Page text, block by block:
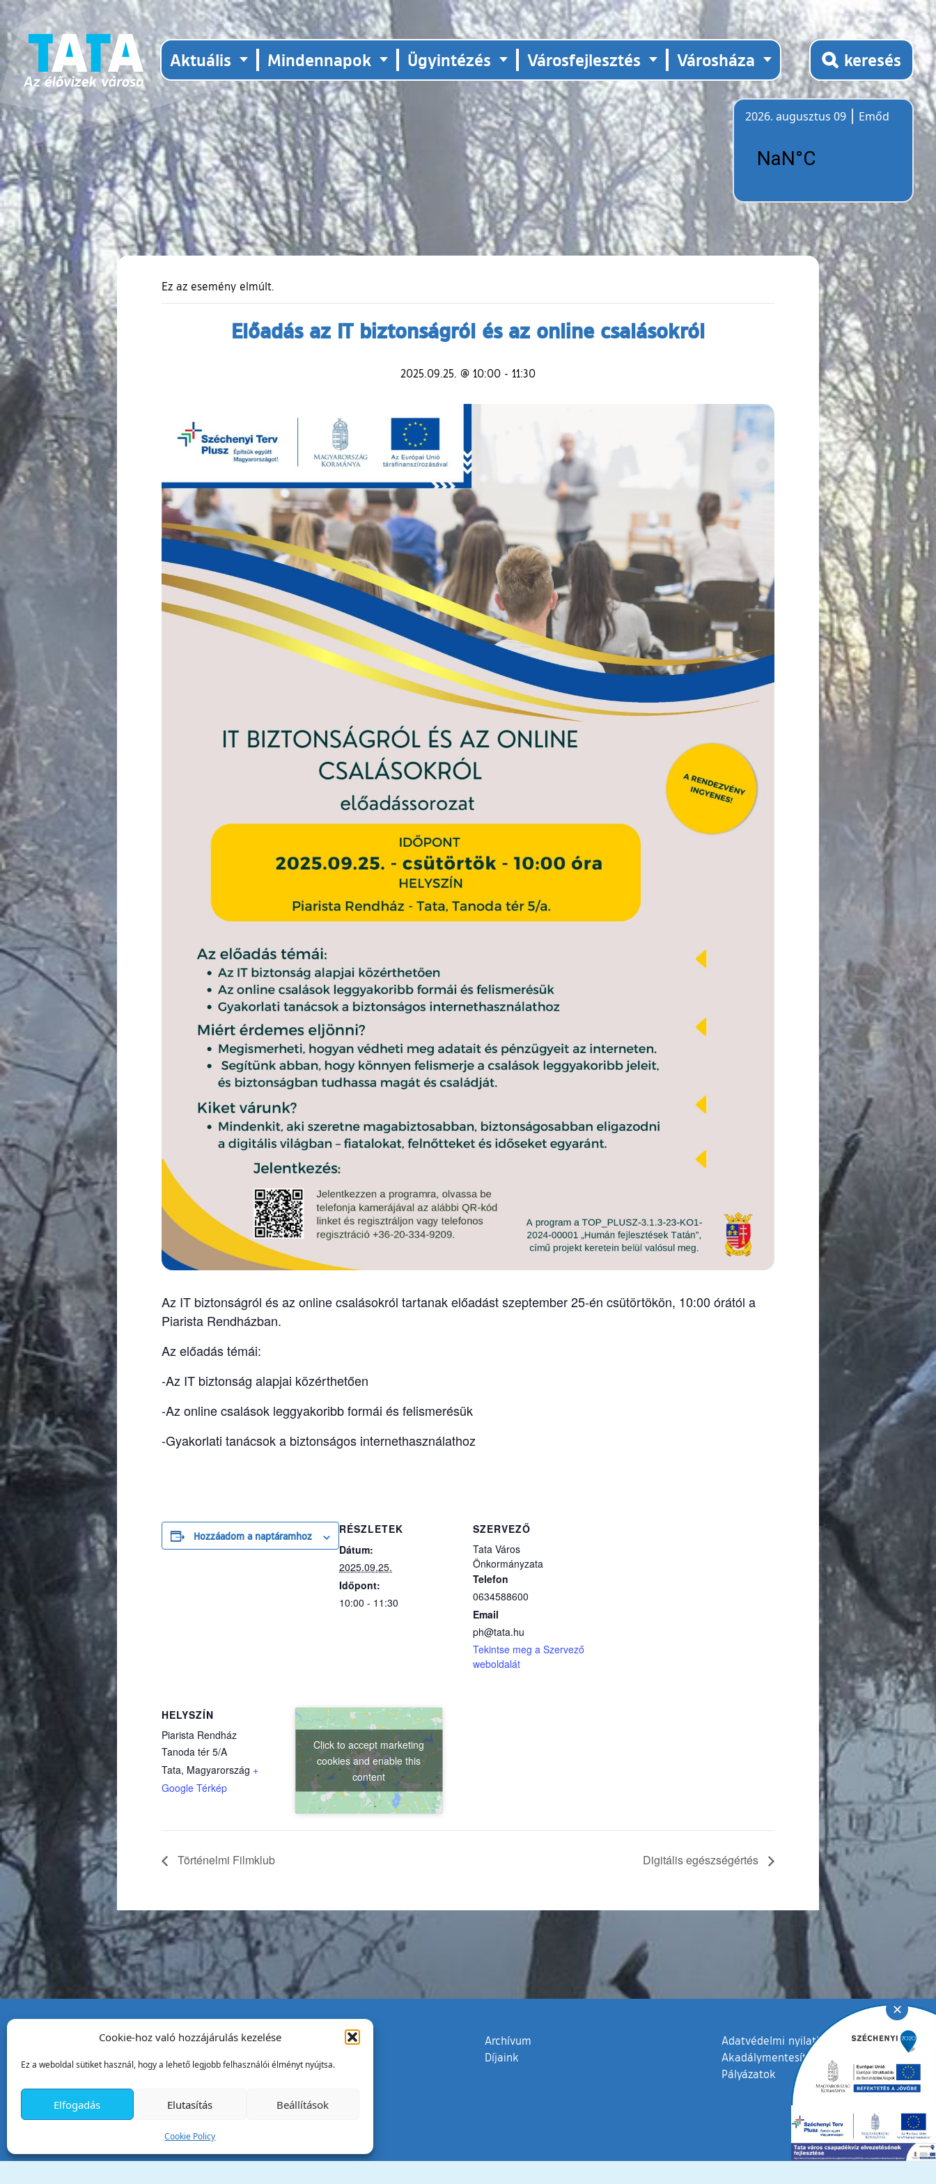
Cookie-hoz való hozzájárulás kezelése
Ez a weboldal sütiket használ, hogy a lehető legjobb felhasználói élményt nyújtsa.
Elfogadás Elutasítás Beállítások
Cookie Policy
Aktuális Mindennapok Ügyintézés Városfejlesztés Városháza keresés
2026. augusztus 09
Emőd
Ez az esemény elmúlt.
Előadás az IT biztonságról és az online csalásokról
2025.09.25. @ 10:00 - 11:30
Az IT biztonságról és az online csalásokról tartanak előadást szeptember 25-én csütörtökön, 10:00 órától a
Piarista Rendházban.
Az előadás témái:
-Az IT biztonság alapjai közérthetően
-Az online csalások leggyakoribb formái és felismerésük
-Gyakorlati tanácsok a biztonságos internethasználathoz
Hozzáadom a naptáramhoz
RÉSZLETEK
Dátum:
2025.09.25.
Időpont:
10:00 - 11:30
SZERVEZŐ
Tata Város
Önkormányzata
Telefon
0634588600
Email
ph@tata.hu
Tekintse meg a Szervező
weboldalát
HELYSZÍN
Piarista Rendház
Tanoda tér 5/A
Tata, Magyarország +
Google Térkép(külső hivatkozás)
Click to accept marketing
cookies and enable this
content
Történelmi Filmklub Digitális egészségértés
Tata Város Önkormányzata
2890 Tata, Kossuth tér 1.
+36 34 / 587 078
Email:ph@tata.hu
Archívum
Díjaink
Adatvédelmi nyilatkozat
Akadálymentesítési nyilatkozat
Pályázatok
✕